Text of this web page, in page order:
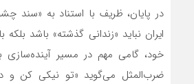
در پایان، ظریف با استناد به «سند
ایران نباید «زندانی گذشته» باشد بلکه
خود، گامی مهم در مسیر آینده‌سازی
ضرب‌المثل می‌گوید «تو نیکی کن و در